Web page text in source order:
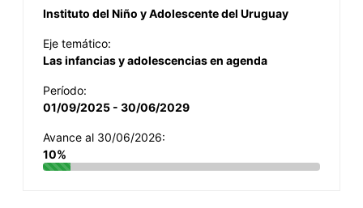
Instituto del Niño y Adolescente del Uruguay
Eje temático:
Las infancias y adolescencias en agenda
Período:
01/09/2025 - 30/06/2029
Avance al 30/06/2026:
10%